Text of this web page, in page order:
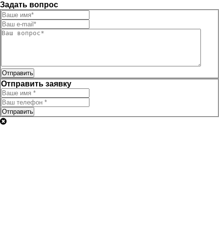
Задать вопрос
Отправить
Отправить заявку
Отправить